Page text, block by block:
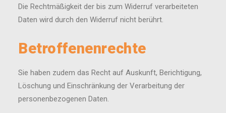
Die Rechtmäßigkeit der bis zum Widerruf verarbeiteten
Daten wird durch den Widerruf nicht berührt.
Betroffenenrechte
Sie haben zudem das Recht auf Auskunft, Berichtigung,
Löschung und Einschränkung der Verarbeitung der
personenbezogenen Daten.